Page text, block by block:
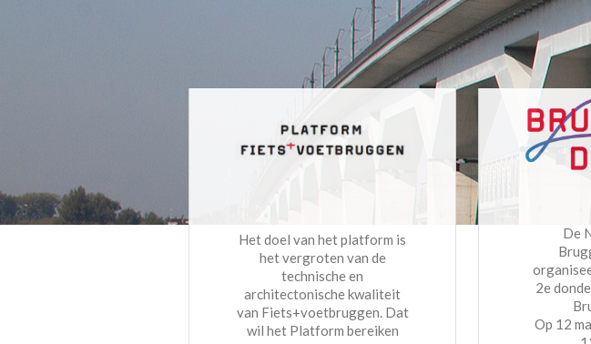
Het doel van het platform is
het vergroten van de
technische en
architectonische kwaliteit
van Fiets+voetbruggen. Dat
wil het Platform bereiken
De
2e
Op 12